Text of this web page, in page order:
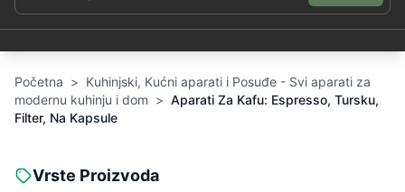
Početna > Kuhinjski, Kućni aparati i Posuđe - Svi aparati za
modernu kuhinju i dom > Aparati Za Kafu: Espresso, Tursku,
Filter, Na Kapsule
Vrste Proizvoda